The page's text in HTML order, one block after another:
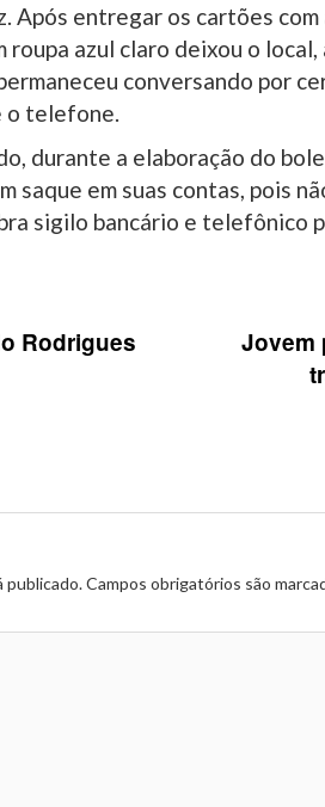
Após entregar os cartões com
roupa azul claro deixou o
conversando por
o telefone.
durante a elaboração do
saque em suas contas, pois
sigilo bancário e telefônico
Rodrigues
Jovem
publicado.Campos obrigatórios são